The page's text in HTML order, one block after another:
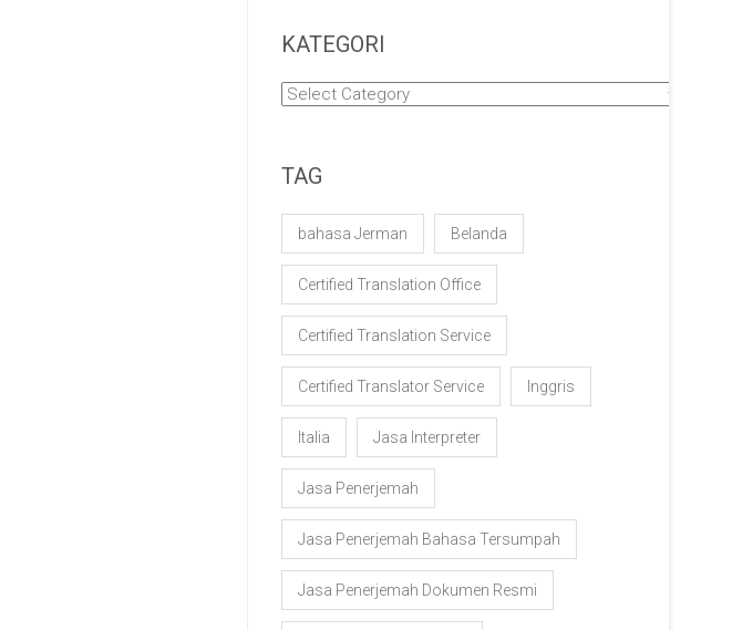
KATEGORI
Kategori
TAG
bahasa Jerman Belanda
Certified Translation Office
Certified Translation Service
Certified Translator Service Inggris
Italia Jasa Interpreter
Jasa Penerjemah
Jasa Penerjemah Bahasa Tersumpah
Jasa Penerjemah Dokumen Resmi